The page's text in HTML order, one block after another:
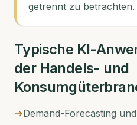
getrennt zu betrachten.
Typische KI-
der Handels- und
→Demand-Forecasting